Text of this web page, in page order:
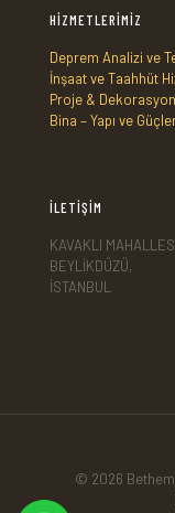
HİZMETLERİMİZ
Deprem Analizi ve
İnşaat ve Taahhüt
Proje &
Bina – Yapı ve
İLETİŞİM
KAVAKLI
BEYLİKDÜZÜ,
İSTANBUL
© 2026